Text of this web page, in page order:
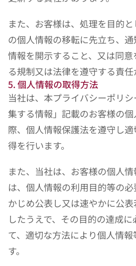
また、お客様は、処理を目的
の個人情報の移転に先立ち、通
情報を開示すること、又は同
る規制又は法律を遵守する責任
5. 個人情報の取得方法
当社は、本プライバシーポリ
集する情報」記載のお客様の
際、個人情報保護法を遵守し
得を行います。
また、当社は、お客様の個人
は、個人情報の利用目的等の
かじめ公表し又は速やかに公
したうえで、その目的の達成
て、適切な方法により個人情
す。